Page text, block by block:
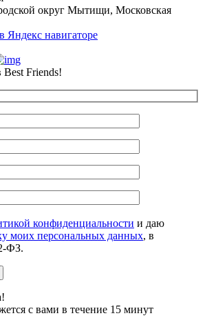
округ Мытищи, Московская
Яндекс навигаторе
Best Friends!
конфиденциальности и даю
моих персональных данных, в
ФЗ.
с вами в течение 15 минут